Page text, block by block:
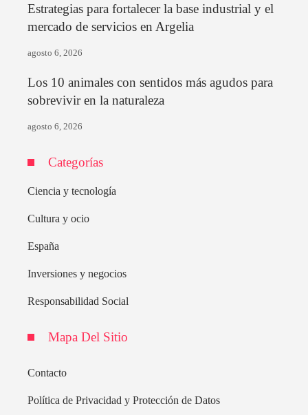
Estrategias para fortalecer la base industrial y el
mercado de servicios en Argelia
agosto 6, 2026
Los 10 animales con sentidos más agudos para
sobrevivir en la naturaleza
agosto 6, 2026
Categorías
Ciencia y tecnología
Cultura y ocio
España
Inversiones y negocios
Responsabilidad Social
Mapa Del Sitio
Contacto
Política de Privacidad y Protección de Datos